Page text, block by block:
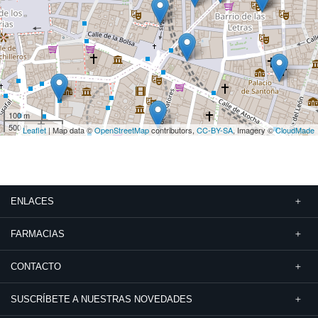
100 m
500 ftLeaflet | Map data ©OpenStreetMapcontributors, CC-BY-SA, Imagery ©CloudMade
ENLACES
FARMACIAS
CONTACTO
SUSCRÍBETE A NUESTRAS NOVEDADES